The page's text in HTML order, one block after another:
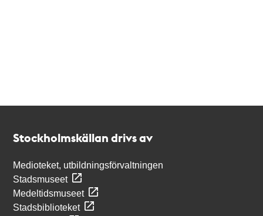
Stockholmskällan drivs av
Medioteket, utbildningsförvaltningen
Stadsmuseet
Medeltidsmuseet
Stadsbiblioteket